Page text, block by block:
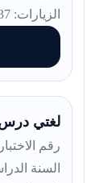
الزيارات: 537
لغتي
رقم الاختبار:
السنة الدراسية: